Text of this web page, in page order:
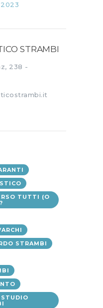
STRAMBI
238 -
TUTTI (O
STRAMBI